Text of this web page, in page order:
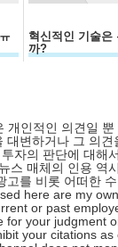
혁신적인 기술은
까?
개인적인 의견일
대변하거나 그 의
자의 판단에 대해
스 매체의 인용 역
고를 비롯 어떠한
here are my
or past
for your judgment
your citations